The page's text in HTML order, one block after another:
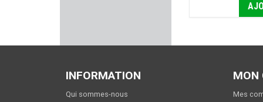
PULSAR
VERCAR
INFORMATION
Qui sommes-nous
MON
Mes